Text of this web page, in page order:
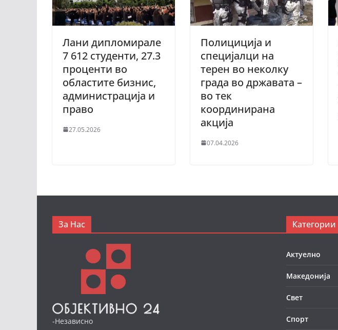
Лани дипломирале
7 612 студенти, 27.3
проценти во
областите бизнис,
администрација и
право
27.05.2026
Полициција и
специјалци на
терен во неколку
града во државата –
во тек
координирана
акција
07.04.2026
За Нас
-Независно
Категории
Актуелно
Македонија
Свет
Спорт